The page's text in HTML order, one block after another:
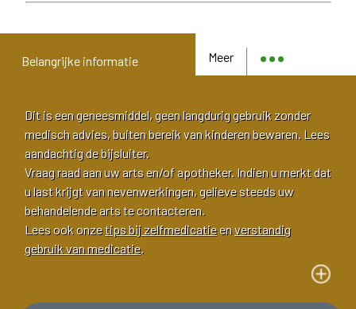
Meer
Belangrijke informatie
Dit is een geneesmiddel, geen langdurig gebruik zonder
medisch advies, buiten bereik van kinderen bewaren. Lees
aandachtig de bijsluiter.
Vraag raad aan uw arts en/of apotheker. Indien u merkt dat
u last krijgt van nevenwerkingen, gelieve steeds uw
behandelende arts te contacteren.
Lees ook onzetips bij zelfmedicatieenverstandig
gebruik van medicatie.